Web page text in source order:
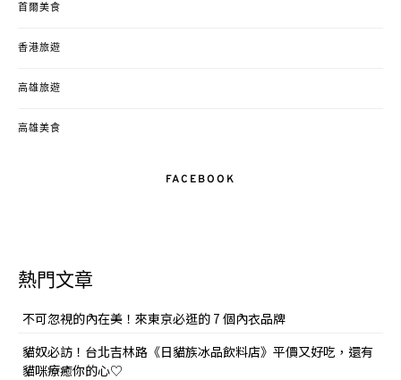
首爾美食
香港旅遊
高雄旅遊
高雄美食
FACEBOOK
熱門文章
不可忽視的內在美！來東京必逛的 7 個內衣品牌
貓奴必訪！台北吉林路《日貓族冰品飲料店》平價又好吃，還有
貓咪療癒你的心♡